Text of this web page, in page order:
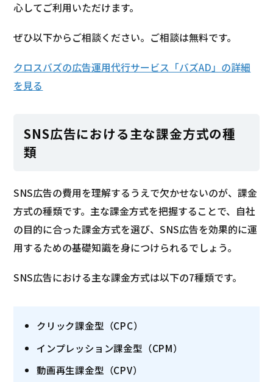
心してご利用いただけます。
ぜひ以下からご相談ください。ご相談は無料です。
クロスバズの広告運用代行サービス「バズAD」の詳細
を見る
SNS広告における主な課金方式の種
類
SNS広告の費用を理解するうえで欠かせないのが、課金
方式の種類です。主な課金方式を把握することで、自社
の目的に合った課金方式を選び、SNS広告を効果的に運
用するための基礎知識を身につけられるでしょう。
SNS広告における主な課金方式は以下の7種類です。
クリック課金型（CPC）
インプレッション課金型（CPM）
動画再生課金型（CPV）